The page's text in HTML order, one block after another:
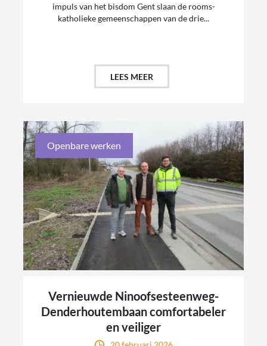
impuls van het bisdom Gent slaan de rooms-
katholieke gemeenschappen van de drie...
LEES MEER
Openbare werken
Vernieuwde Ninoofsesteenweg-
Denderhoutembaan comfortabeler
en veiliger